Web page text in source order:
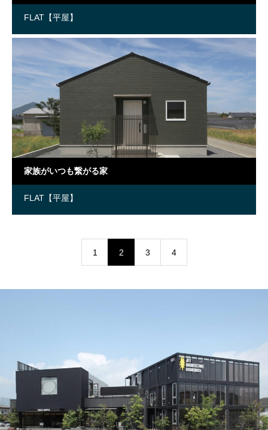
FLAT【平屋】
家族がいつも繋がる家
FLAT【平屋】
1 2 3 4